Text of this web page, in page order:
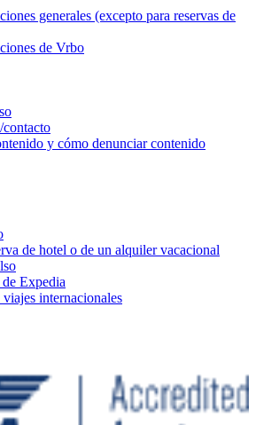
generales (excepto para reservas de
de Vrbo
y cómo denunciar contenido
de hotel o de un alquiler vacacional
Expedia
internacionales